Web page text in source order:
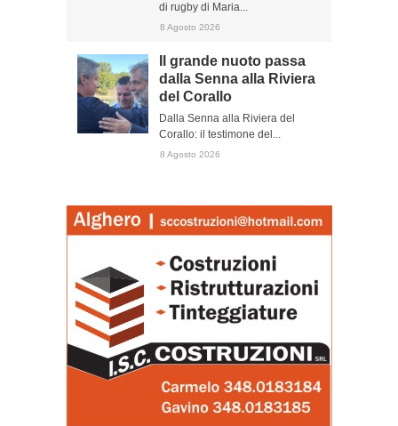
di rugby di Maria...
8 Agosto 2026
Il grande nuoto passa
dalla Senna alla Riviera
del Corallo
Dalla Senna alla Riviera del
Corallo: il testimone del...
8 Agosto 2026